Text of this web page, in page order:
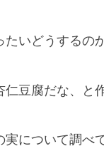
たいどうするの
豆腐だな、と
実について調べ